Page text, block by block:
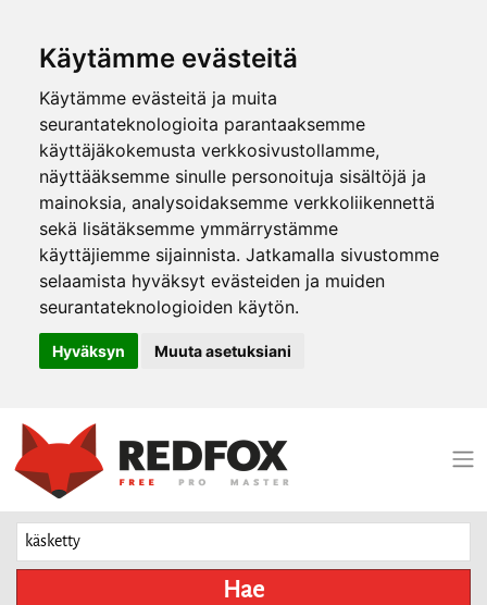
Käytämme evästeitä
Käytämme evästeitä ja muita
seurantateknologioita parantaaksemme
käyttäjäkokemusta verkkosivustollamme,
näyttääksemme sinulle personoituja sisältöjä ja
mainoksia, analysoidaksemme verkkoliikennettä
sekä lisätäksemme ymmärrystämme
käyttäjiemme sijainnista. Jatkamalla sivustomme
selaamista hyväksyt evästeiden ja muiden
seurantateknologioiden käytön.
Hyväksyn Muuta asetuksiani
Hae